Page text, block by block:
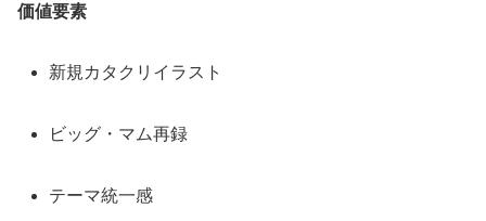
価値要素
新規カタクリイラスト
ビッグ・マム再録
テーマ統一感